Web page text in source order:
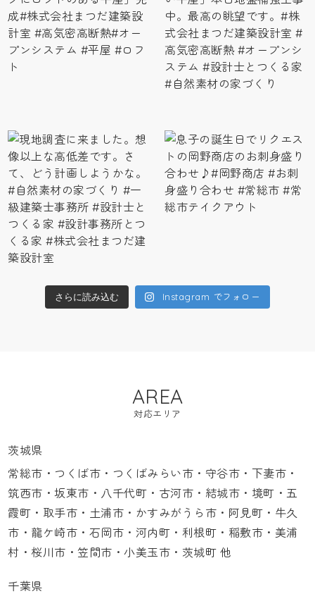
さらに読み込む Instagram でフォロー
AREA
対応エリア
茨城県
常総市・つくば市・つくばみらい市・守谷市・下妻市・
筑西市・坂東市・八千代町・古河市・結城市・境町・五
霞町・取手市・土浦市・かすみがうら市・阿見町・牛久
市・龍ケ崎市・石岡市・河内町・利根町・稲敷市・美浦
村・桜川市・笠間市・小美玉市・茨城町 他
千葉県